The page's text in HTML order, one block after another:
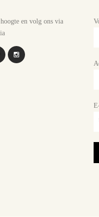
en volg ons via